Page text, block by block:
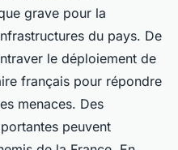
grave pour la
du pays. De
le déploiement de
français pour répondre
menaces. Des
peuvent